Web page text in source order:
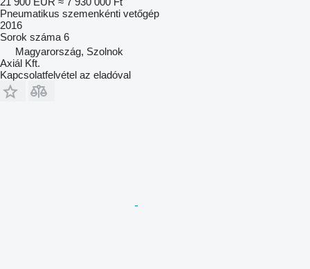
Pneumatikus szemenkénti vetőgép
2016
Sorok száma 6
Magyarország, Szolnok
Axiál Kft.
Kapcsolatfelvétel az eladóval